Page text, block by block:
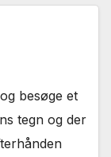
besøge et
tegn og der